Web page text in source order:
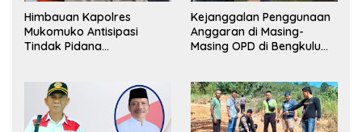
Himbauan Kapolres
Mukomuko Antisipasi
Tindak Pidana
Kejanggalan Penggunaan
Anggaran di Masing-
Masing OPD di Bengkulu